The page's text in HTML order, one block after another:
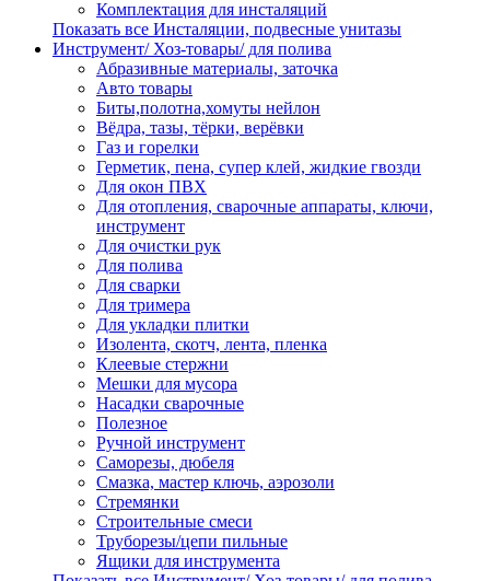
Комплектация для инсталяций
Показать все Инсталяции, подвесные унитазы
Инструмент/ Хоз-товары/ для полива
Абразивные материалы, заточка
Авто товары
Биты,полотна,хомуты нейлон
Вёдра, тазы, тёрки, верёвки
Газ и горелки
Герметик, пена, супер клей, жидкие гвозди
Для окон ПВХ
Для отопления, сварочные аппараты, ключи,
инструмент
Для очистки рук
Для полива
Для сварки
Для тримера
Для укладки плитки
Изолента, скотч, лента, пленка
Клеевые стержни
Мешки для мусора
Насадки сварочные
Полезное
Ручной инструмент
Саморезы, дюбеля
Смазка, мастер ключь, аэрозоли
Стремянки
Строительные смеси
Труборезы/цепи пильные
Ящики для инструмента